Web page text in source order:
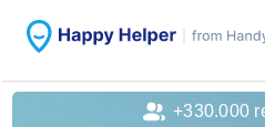
+330.000